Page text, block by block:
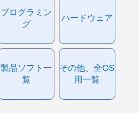
プログラミン
グ
ハードウェア
製品ソフト一
覧
その他、全OS
用一覧